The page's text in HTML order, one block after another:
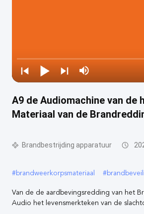
A9 de Audiomachine van de
Materiaal van de
Brandbestrijding apparatuur
#brandweerkorpsmateriaal #
Van de de aardbevingsredding van het
Audio het levensmerkteken van de